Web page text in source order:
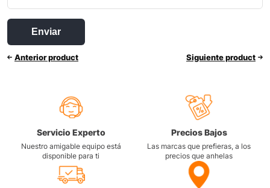
Anterior product Siguiente product
Servicio Experto
Nuestro amigable equipo está
disponible para ti
Precios Bajos
Las marcas que prefieras, a los
precios que anhelas